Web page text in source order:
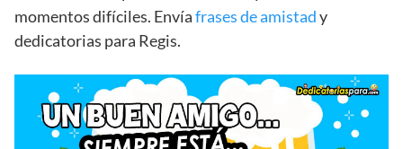
momentos difíciles. Envíafrases de amistady
dedicatorias para Regis.